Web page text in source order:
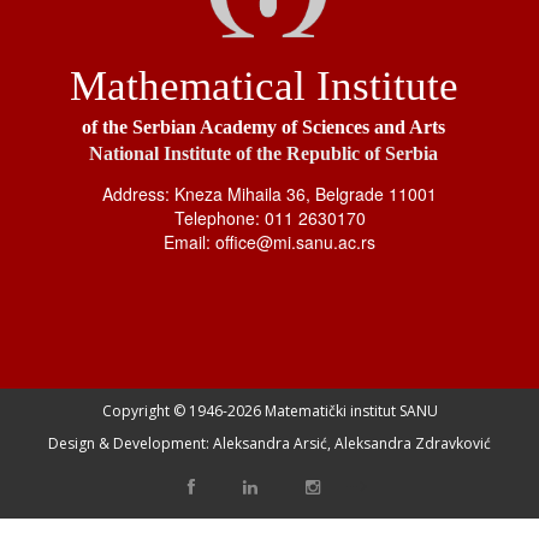
Mathematical Institute
of the Serbian Academy of Sciences and Arts
National Institute of the Republic of Serbia
Address: Kneza Mihaila 36, Belgrade 11001
Telephone: 011 2630170
Email: office@mi.sanu.ac.rs
Copyright © 1946-2026 Matematički institut SANU
Design & Development: Aleksandra Arsić, Aleksandra Zdravković